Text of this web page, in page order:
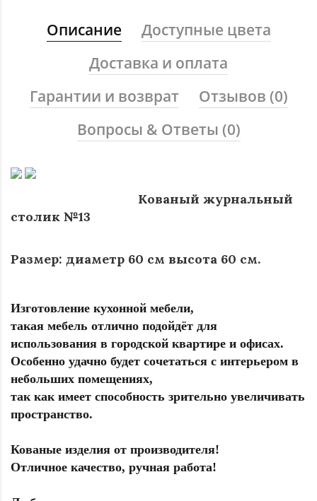
Описание
Доступные цвета
Доставка и оплата
Гарантии и возврат
Отзывов (0)
Вопросы & Ответы (0)
Кованый журнальный
столик №13
Размер: диаметр 60 см высота 60 см.
Изготовление кухонной мебели,
такая мебель отлично подойдёт для
использования в городской квартире и офисах.
Особенно удачно будет сочетаться с интерьером в
небольших помещениях,
так как имеет способность зрительно увеличивать
пространство.
Кованые изделия от производителя!
Отличное качество, ручная работа!